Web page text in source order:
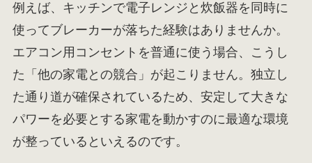
例えば、キッチンで電子レンジと炊飯器を同時に
使ってブレーカーが落ちた経験はありませんか。
エアコン用コンセントを普通に使う場合、こうし
た「他の家電との競合」が起こりません。独立し
た通り道が確保されているため、安定して大きな
パワーを必要とする家電を動かすのに最適な環境
が整っているといえるのです。